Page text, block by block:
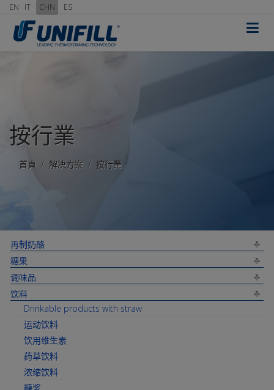
EN IT CHN ES
≡
按行業
首頁 解决方案 按行業
再制奶酪
糖果
调味品
饮料
Drinkable products with straw
运动饮料
饮用维生素
药草饮料
浓缩饮料